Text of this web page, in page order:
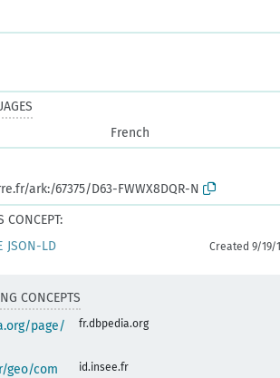
French
ark:/67375/D63-FWWX8DQR-N
CONCEPT:
JSON-LD Created 9/19/
CONCEPTS
page/
fr.dbpedia.org
geo/com
id.insee.fr